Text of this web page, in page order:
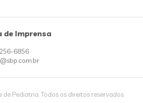
de Imprensa
6856
Pediatria. Todos os direitos reservados.